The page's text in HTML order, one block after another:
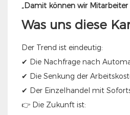
„Damit können wir Mitarbeiter
Was uns diese
Der Trend ist eindeutig:
✔ Die Nachfrage nach
✔ Die Senkung der
✔ Der Einzelhandel mit
👉 Die Zukunft ist: